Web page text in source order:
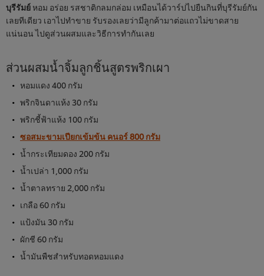
บุรีรัมย์หอม อร่อย รสชาติกลมกล่อม เหมือนได้วาร์ปไปยืนกินที่บุรีรัมย์กัน
เลยทีเดียว เอาไปทำขาย รับรองเลยว่ามีลูกค้ามาต่อแถวไม่ขาดสาย
แน่นอน ไปดูส่วนผสมและวิธีการทำกันเลย
ส่วนผสมน้ำจิ้มลูกชิ้นสูตรพริกเผา
หอมแดง 400 กรัม
พริกจินดาแห้ง 30 กรัม
พริกชี้ฟ้าแห้ง 100 กรัม
ซอสมะขามเปียกเข้มข้น คนอร์ 800 กรัม
น้ำกระเทียมดอง 200 กรัม
น้ำเปล่า 1,000 กรัม
น้ำตาลทราย 2,000 กรัม
เกลือ 60 กรัม
แป้งมัน 30 กรัม
ผักชี 60 กรัม
น้ำมันพืชสำหรับทอดหอมแดง